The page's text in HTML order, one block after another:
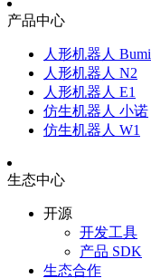
产品中心
人形机器人 Bumi
人形机器人 N2
人形机器人 E1
仿生机器人 小诺
仿生机器人 W1
生态中心
开源
开发工具
产品 SDK
生态合作